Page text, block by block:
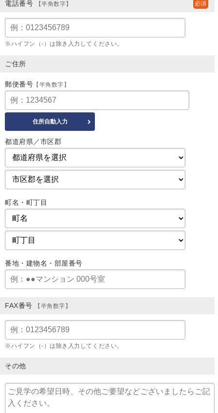
電話番号 【半角数字】
※ハイフン（-）は除き入力してください。
ご住所
郵便番号 【半角数字】
都道府県／市区郡
町名・町丁目
番地・建物名・部屋番号
FAX番号 【半角数字】
※ハイフン（-）は除き入力してください。
その他